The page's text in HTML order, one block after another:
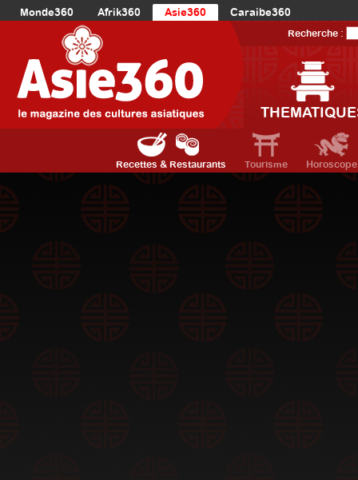
Monde360 Afrik360 Asie360
Caraibe360
Europe360
AmériqueDuNord360
Océanie360
Recherche :
Recettes & Restaurants Tourisme Horoscope